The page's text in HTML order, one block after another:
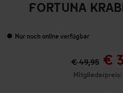
FORTUNA
Nur noch online verfügbar
€ 49,95 €